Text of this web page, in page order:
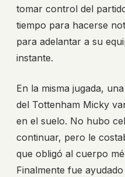
tomar control del
tiempo para hacerse
para adelantar a su
instante.
En la misma jugada,
del Tottenham Micky
en el suelo. No hubo
continuar, pero le
que obligó al cuerpo
Finalmente fue